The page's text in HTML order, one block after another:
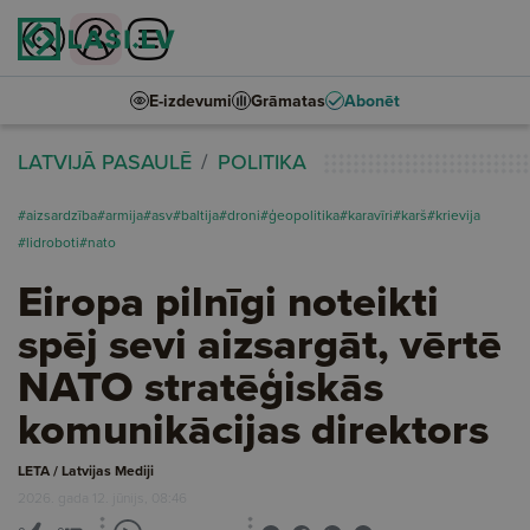
E-izdevumi Grāmatas Abonēt
LATVIJĀ PASAULĒ POLITIKA
#aizsardzība#armija#asv#baltija#droni#ģeopolitika#karavīri#karš#krievija
#lidroboti#nato
Eiropa pilnīgi noteikti
spēj sevi aizsargāt, vērtē
NATO stratēģiskās
komunikācijas direktors
LETA / Latvijas Mediji
2026. gada 12. jūnijs, 08:46